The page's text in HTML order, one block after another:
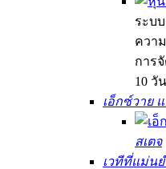
ระบ
ควา
การ
10 วัน
เอ็กซ์วาย
สเตจ
เวทีที่แม่น